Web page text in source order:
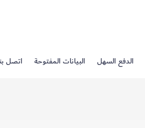
الدفع السهل البيانات المفتوحة اتصل